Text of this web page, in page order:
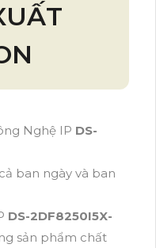
Nghệ IP DS-
ban ngày và ban
DS-2DF8250I5X-
sản phẩm chất